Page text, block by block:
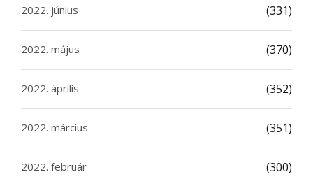
2022. június (331)
2022. május (370)
2022. április (352)
2022. március (351)
2022. február (300)